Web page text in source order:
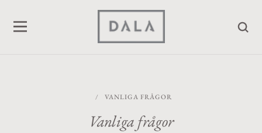
/ VANLIGA FRÅGOR
Vanliga frågor